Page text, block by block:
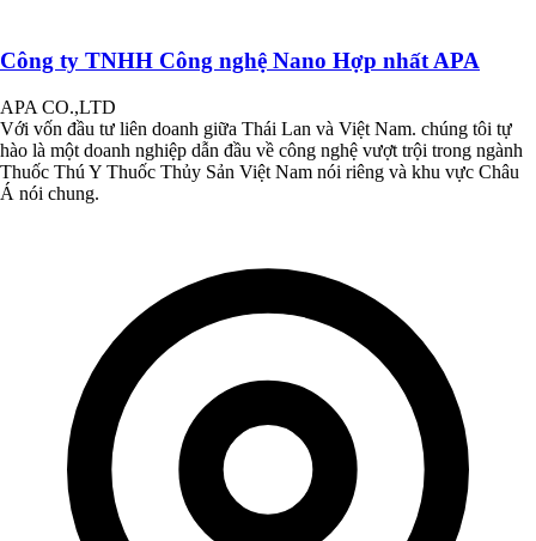
Công ty TNHH Công nghệ Nano Hợp nhất APA
APA CO.,LTD
Với vốn đầu tư liên doanh giữa Thái Lan và Việt Nam. chúng tôi tự
hào là một doanh nghiệp dẫn đầu về công nghệ vượt trội trong ngành
Thuốc Thú Y Thuốc Thủy Sản Việt Nam nói riêng và khu vực Châu
Á nói chung.